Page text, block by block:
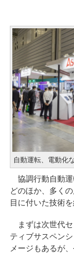
自動運転、電動化
協調行動自動運
どのほか、多く
目に付いた技術
まずは次世代セ
ティブサスペン
メージもあるが